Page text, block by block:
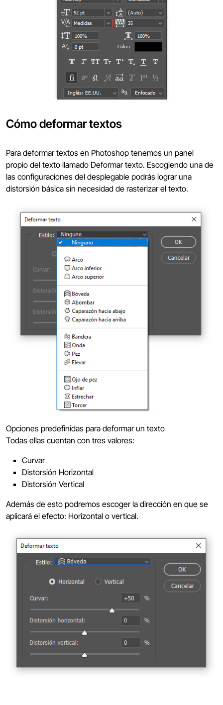
Cómo deformar textos
Para deformar textos en Photoshop tenemos un panel
propio del texto llamado Deformar texto. Escogiendo una de
las configuraciones del desplegable podrás lograr una
distorsión básica sin necesidad de rasterizar el texto.
Opciones predefinidas para deformar un texto
Todas ellas cuentan con tres valores:
Curvar
Distorsión Horizontal
Distorsión Vertical
Además de esto podremos escoger la dirección en que se
aplicará el efecto: Horizontal o vertical.